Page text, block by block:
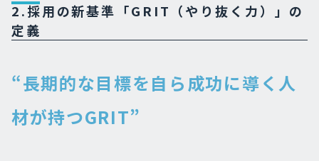
2.採用の新基準「GRIT（やり抜く力）」の
定義
“長期的な目標を自ら成功に導く人
材が持つGRIT”